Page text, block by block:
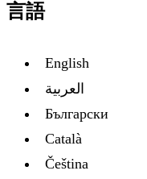
言語
English
العربية
Български
Català
Čeština